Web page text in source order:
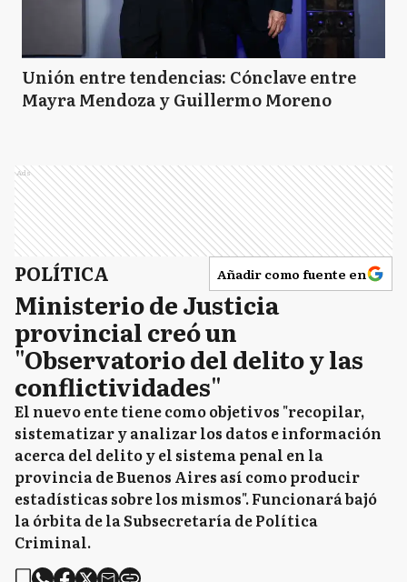
Unión entre tendencias: Cónclave entre
Mayra Mendoza y Guillermo Moreno
Ads
POLÍTICA Añadir como fuente en
Ministerio de Justicia
provincial creó un
"Observatorio del delito y las
conflictividades"
El nuevo ente tiene como objetivos "recopilar,
sistematizar y analizar los datos e información
acerca del delito y el sistema penal en la
provincia de Buenos Aires así como producir
estadísticas sobre los mismos". Funcionará bajó
la órbita de la Subsecretaría de Política
Criminal.